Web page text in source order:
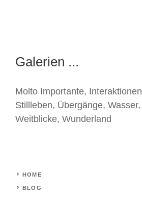
Galerien ...
Molto Importante, Interaktionen
Stillleben, Übergänge, Wasser,
Weitblicke, Wunderland
HOME
BLOG